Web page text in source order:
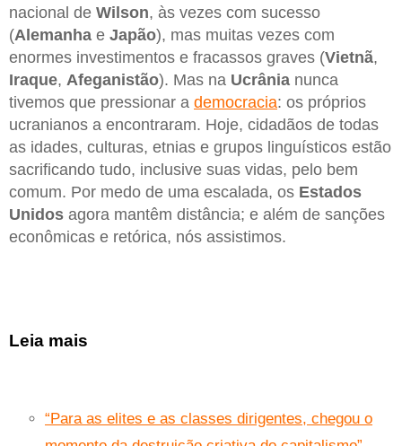
nacional de Wilson, às vezes com sucesso
(Alemanha e Japão), mas muitas vezes com
enormes investimentos e fracassos graves (Vietnã,
Iraque, Afeganistão). Mas na Ucrânia nunca
tivemos que pressionar a democracia: os próprios
ucranianos a encontraram. Hoje, cidadãos de todas
as idades, culturas, etnias e grupos linguísticos estão
sacrificando tudo, inclusive suas vidas, pelo bem
comum. Por medo de uma escalada, os Estados
Unidos agora mantêm distância; e além de sanções
econômicas e retórica, nós assistimos.
Leia mais
“Para as elites e as classes dirigentes, chegou o